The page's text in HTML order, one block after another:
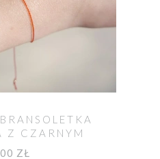
Z CZARNYM
OCHRONNYM
ZŁ